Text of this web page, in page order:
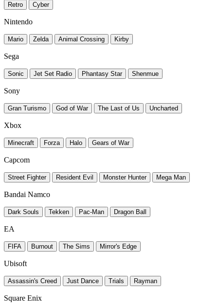
Retro Cyber
Nintendo
Mario Zelda Animal Crossing Kirby
Sega
Sonic Jet Set Radio Phantasy Star Shenmue
Sony
Gran Turismo God of War The Last of Us Uncharted
Xbox
Minecraft Forza Halo Gears of War
Capcom
Street Fighter Resident Evil Monster Hunter Mega Man
Bandai Namco
Dark Souls Tekken Pac-Man Dragon Ball
EA
FIFA Burnout The Sims Mirror's Edge
Ubisoft
Assassin's Creed Just Dance Trials Rayman
Square Enix